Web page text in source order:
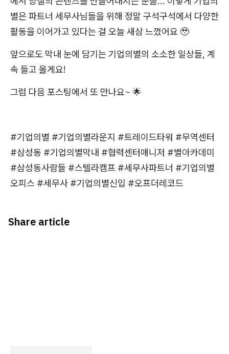
별은 파트너 세무사님들을 위해 정말 구석구석에서 다양한
활동을 이어가고 있다는 걸 오늘 새삼 느꼈어요 🥹
앞으로도 막내 눈에 담기는 기업의별의 소소한 일상들, 계
속 들고 올게요!
그럼 다음 포스팅에서 또 만나요~ 🌟
#기업의별 #기업의별라운지 #트레이드타워 #무역센터
#삼성동 #기업의별막내 #협력센터매니저 #별아카데미
#삼성동사람들 #스텔라캠프 #세무사파트너 #기업의별
오피스 #세무사 #기업의별신입 #오프더레코드
Share article